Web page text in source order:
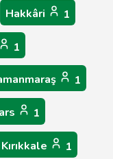
Hakkâri 1
1
1
1
Kırıkkale 1